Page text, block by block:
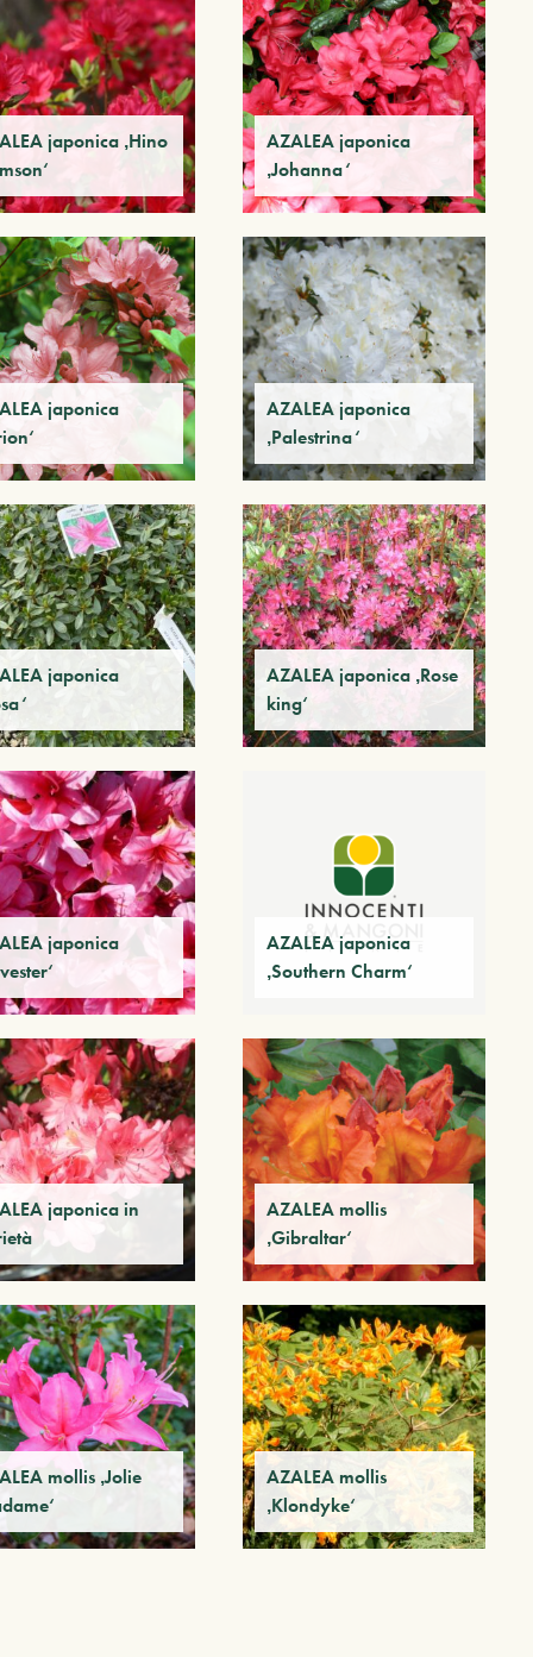
japonica ‚Hino
AZALEA japonica
‚Johanna‘
japonica
AZALEA japonica
‚Palestrina‘
japonica
AZALEA japonica ‚Rose
king‘
japonica
AZALEA japonica
‚Southern Charm‘
japonica in
AZALEA mollis
‚Gibraltar‘
mollis ‚Jolie
AZALEA mollis
‚Klondyke‘